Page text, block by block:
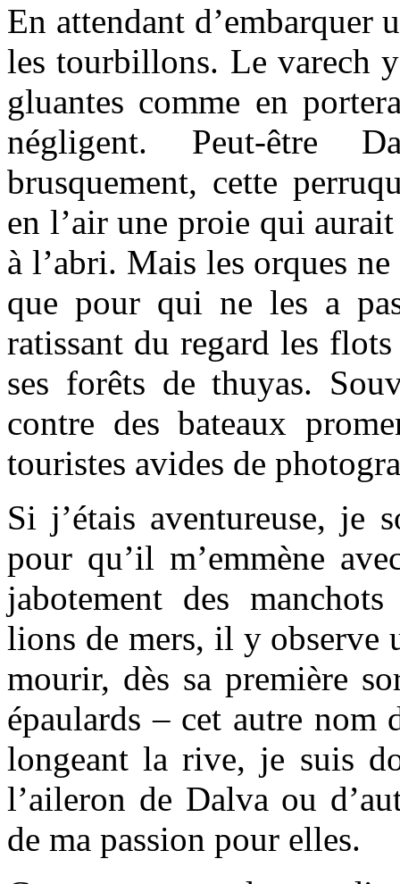
En attendant d’embarquer
les tourbillons. Le varech
gluantes comme en
négligent. Peut-être
brusquement, cette
en l’air une proie qui
à l’abri. Mais les orques
que pour qui ne les a
ratissant du regard les flots
ses forêts de thuyas.
contre des bateaux
touristes avides de
Si j’étais aventureuse, je
pour qu’il m’emmène
jabotement des
lions de mers, il y observe
mourir, dès sa première
épaulards – cet autre nom
longeant la rive, je suis
l’aileron de Dalva ou
de ma passion pour elles.